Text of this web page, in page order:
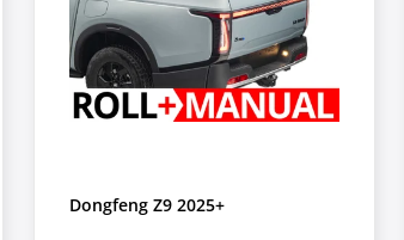
Dongfeng Z9 2025+